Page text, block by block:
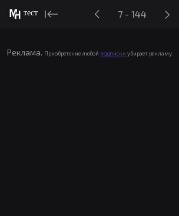
тест 7 - 144
Реклама. Приобретение любой подписки убирает рекламу.